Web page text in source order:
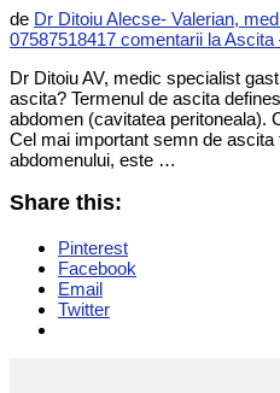
de Dr Ditoiu Alecse- Valerian,
07587518417 comentarii la Ascita
Dr Ditoiu AV, medic specialist
ascita? Termenul de ascita
abdomen (cavitatea peritoneala).
Cel mai important semn de
abdomenului, este …
Share this:
Pinterest
Facebook
Email
Twitter